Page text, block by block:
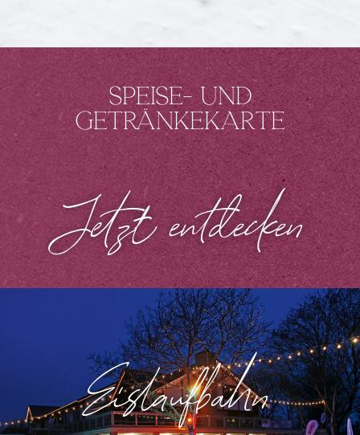
Speise- und
Getränkekarte
Jetzt entdecken
Eislaufbahn